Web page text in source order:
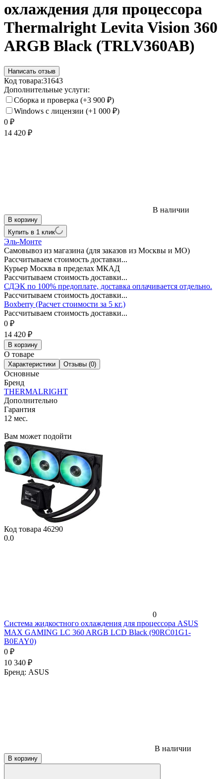
охлаждения для процессора
Thermalright Levita Vision 360
ARGB Black (TRLV360AB)
Написать отзыв
Код товара:31643
Дополнительные услуги:
Сборка и проверка (+3 900 ₽)
Windows с лицензии (+1 000 ₽)
0 ₽
14 420 ₽
В наличии
В корзину
Купить в 1 клик
Эль-Монте
Самовывоз из магазина (для заказов из Москвы и МО)
Рассчитываем стоимость доставки...
Курьер Москва в пределах МКАД
Рассчитываем стоимость доставки...
СДЭК по 100% предоплате, доставка оплачивается отдельно.
Рассчитываем стоимость доставки...
Boxberry (Расчет стоимости за 5 кг.)
Рассчитываем стоимость доставки...
0 ₽
14 420 ₽
В корзину
О товаре
Характеристики Отзывы (0)
Основные
Бренд
THERMALRIGHT
Дополнительно
Гарантия
12 мес.
Вам может подойти
Код товара 46290
0.0
0
Система жидкостного охлаждения для процессора ASUS
MAX GAMING LC 360 ARGB LCD Black (90RC01G1-
B0EAY0)
0 ₽
10 340 ₽
Бренд: ASUS
В наличии
В корзину